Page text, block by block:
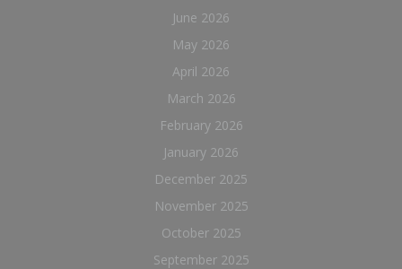
June 2026
May 2026
April 2026
March 2026
February 2026
January 2026
December 2025
November 2025
October 2025
September 2025